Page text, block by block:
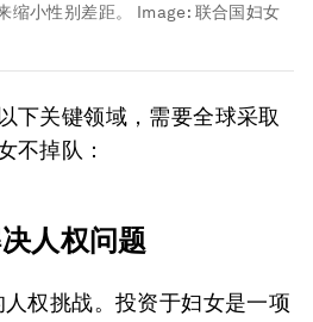
小性别差距。 Image: 联合国妇女
下关键领域，需要全球采取
不掉队：
人权问题
权挑战。投资于妇女是一项